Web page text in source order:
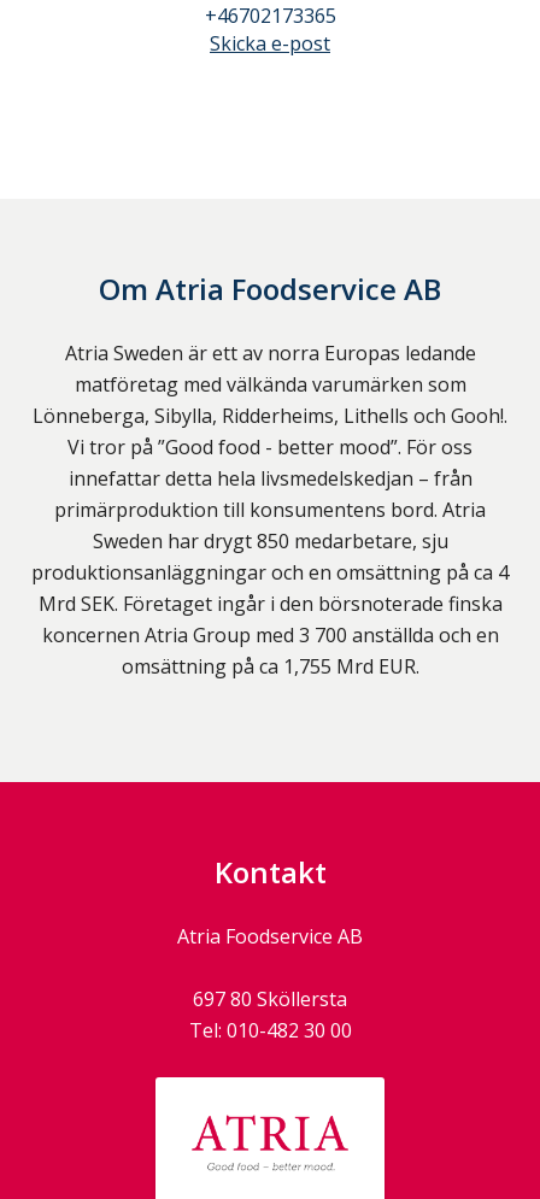
+46702173365
Skicka e-post
Om Atria Foodservice AB
Atria Sweden är ett av norra Europas ledande
matföretag med välkända varumärken som
Lönneberga, Sibylla, Ridderheims, Lithells och Gooh!.
Vi tror på ”Good food - better mood”. För oss
innefattar detta hela livsmedelskedjan – från
primärproduktion till konsumentens bord. Atria
Sweden har drygt 850 medarbetare, sju
produktionsanläggningar och en omsättning på ca 4
Mrd SEK. Företaget ingår i den börsnoterade finska
koncernen Atria Group med 3 700 anställda och en
omsättning på ca 1,755 Mrd EUR.
Kontakt
Atria Foodservice AB
697 80 Sköllersta
Tel: 010-482 30 00